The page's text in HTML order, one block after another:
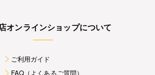
オンラインショップについて
ご利用ガイド
FAQ（よくあるご質問）